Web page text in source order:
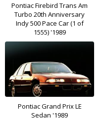
Pontiac Firebird Trans Am
Turbo 20th Anniversary
Indy 500 Pace Car (1 of
1555) '1989
Pontiac Grand Prix LE
Sedan '1989